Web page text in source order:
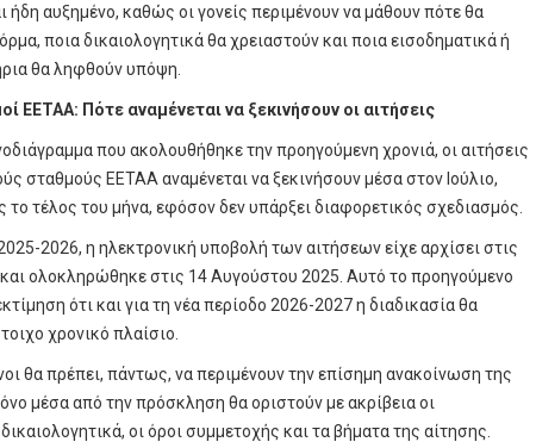
ήδη αυξημένο, καθώς οι γονείς περιμένουν να μάθουν πότε θα
ποια δικαιολογητικά θα χρειαστούν και ποια εισοδηματικά ή
θα ληφθούν υπόψη.
ΕΕΤΑΑ: Πότε αναμένεται να ξεκινήσουν οι αιτήσεις
που ακολουθήθηκε την προηγούμενη χρονιά, οι αιτήσεις
σταθμούς ΕΕΤΑΑ αναμένεται να ξεκινήσουν μέσα στον Ιούλιο,
το τέλος του μήνα, εφόσον δεν υπάρξει διαφορετικός σχεδιασμός.
2026, η ηλεκτρονική υποβολή των αιτήσεων είχε αρχίσει στις
και ολοκληρώθηκε στις 14 Αυγούστου 2025. Αυτό το προηγούμενο
ότι και για τη νέα περίοδο 2026-2027 η διαδικασία θα
χρονικό πλαίσιο.
θα πρέπει, πάντως, να περιμένουν την επίσημη ανακοίνωση της
μέσα από την πρόσκληση θα οριστούν με ακρίβεια οι
οι όροι συμμετοχής και τα βήματα της αίτησης.